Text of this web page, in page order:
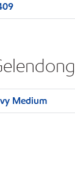
Medium